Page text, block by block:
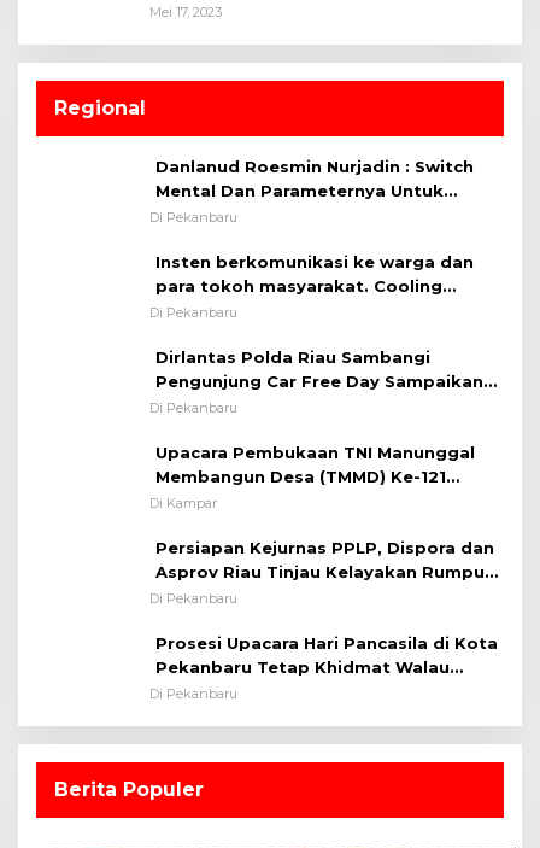
Mei 17, 2023
Regional
Danlanud Roesmin Nurjadin : Switch
Mental Dan Parameternya Untuk
Melaksanakan ✈
Di Pekanbaru
Insten berkomunikasi ke warga dan
para tokoh masyarakat. Cooling
System OMP LK ²024 Polsek Rumbai,
Pentingnya Memelihara dan Menjaga
Situasi Kondusif
Di Pekanbaru
Dirlantas Polda Riau Sambangi
Pengunjung Car Free Day Sampaikan
Pesan Edukasi Kamtibmas &
Di Pekanbaru
Upacara Pembukaan TNI Manunggal
Membangun Desa (TMMD) Ke-121
Kodim 0313/KPR Tahun 2024) ?
Di Kampar
Persiapan Kejurnas PPLP, Dispora dan
Asprov Riau Tinjau Kelayakan Rumput
Lapangan Sepakbola
Di Pekanbaru
Prosesi Upacara Hari Pancasila di Kota
Pekanbaru Tetap Khidmat Walau
Dalam Ruangan
Di Pekanbaru
Berita Populer